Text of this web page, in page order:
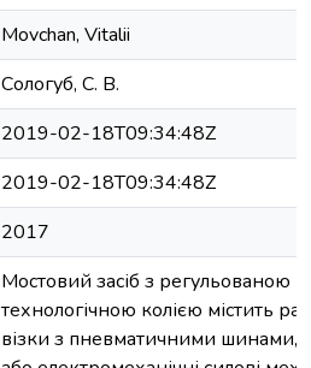
Movchan, Vitalii
Сологуб, С. В.
2019-02-18T09:34:48Z
2019-02-18T09:34:48Z
2017
Мостовий засіб з регульованою
технологічною колією містить
візки з пневматичними шинами,